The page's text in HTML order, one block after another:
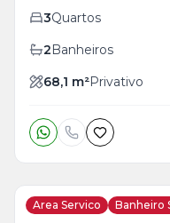
3Quartos
2Banheiros
68,1 m²Privativo
Area Servico Banheiro